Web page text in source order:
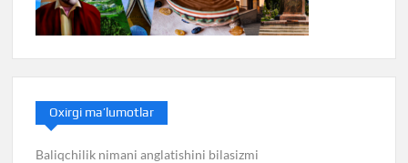
Oxirgi ma’lumotlar
Baliqchilik nimani anglatishini bilasizmi